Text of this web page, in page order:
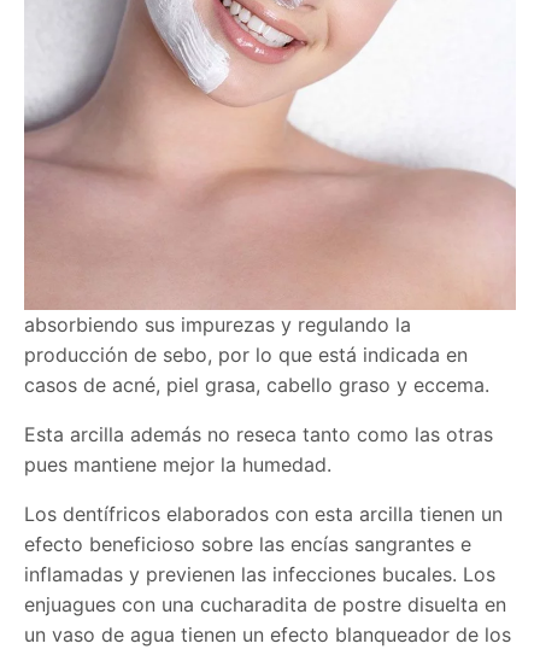
absorbiendo sus impurezas y regulando la
producción de sebo, por lo que está indicada en
casos de acné, piel grasa, cabello graso y eccema.
Esta arcilla además no reseca tanto como las otras
pues mantiene mejor la humedad.
Los dentífricos elaborados con esta arcilla tienen un
efecto beneficioso sobre las encías sangrantes e
inflamadas y previenen las infecciones bucales. Los
enjuagues con una cucharadita de postre disuelta en
un vaso de agua tienen un efecto blanqueador de los